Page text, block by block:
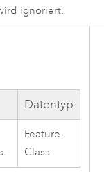
ignoriert.
Datentyp
Feature-
Class